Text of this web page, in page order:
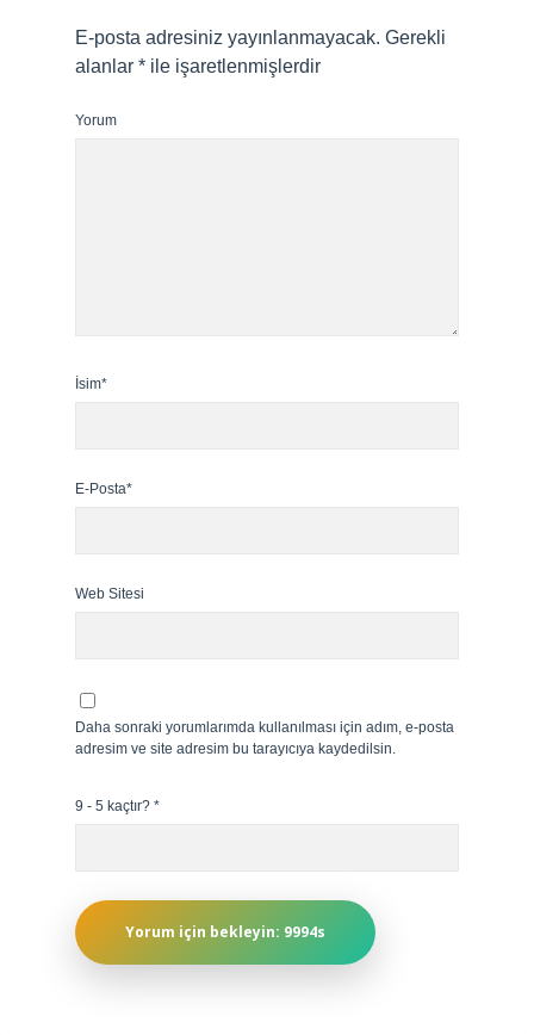
E-posta adresiniz yayınlanmayacak. Gerekli
alanlar * ile işaretlenmişlerdir
Yorum
İsim*
E-Posta*
Web Sitesi
Daha sonraki yorumlarımda kullanılması için adım, e-posta
adresim ve site adresim bu tarayıcıya kaydedilsin.
9 - 5 kaçtır? *